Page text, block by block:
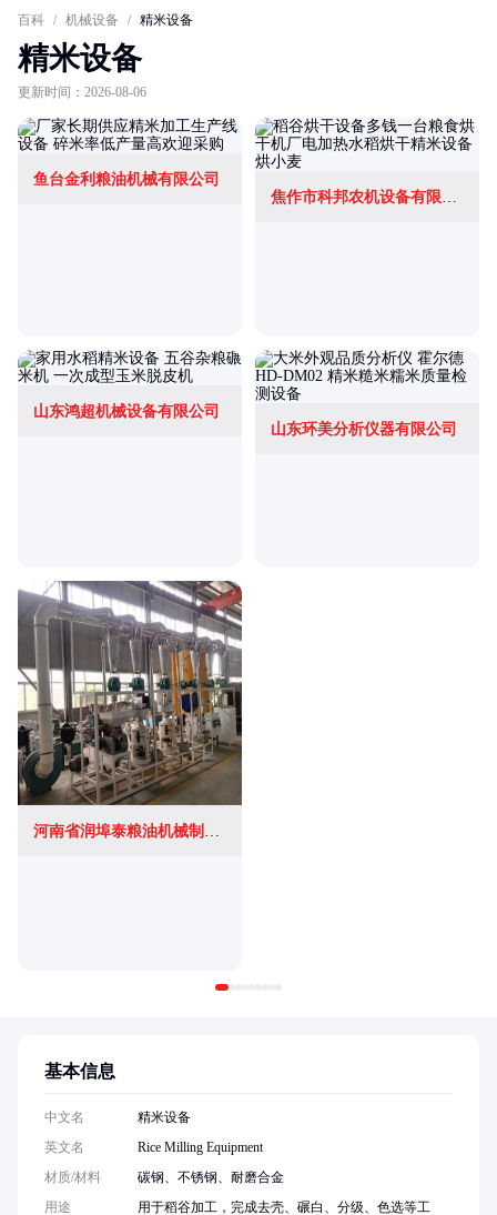
百科 / 机械设备 / 精米设备
精米设备
更新时间：2026-08-06
鱼台金利粮油机械有限公司
焦作市科邦农机设备有限公司
山东鸿超机械设备有限公司
山东环美分析仪器有限公司
河南省润埠泰粮油机械制造有限公司
基本信息
中文名
精米设备
英文名
Rice Milling Equipment
材质/材料
碳钢、不锈钢、耐磨合金
用途
用于稻谷加工，完成去壳、碾白、分级、色选等工